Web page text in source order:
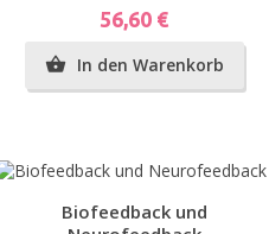
Preis
56,60 €
 In den Warenkorb
Vorschau
Biofeedback und